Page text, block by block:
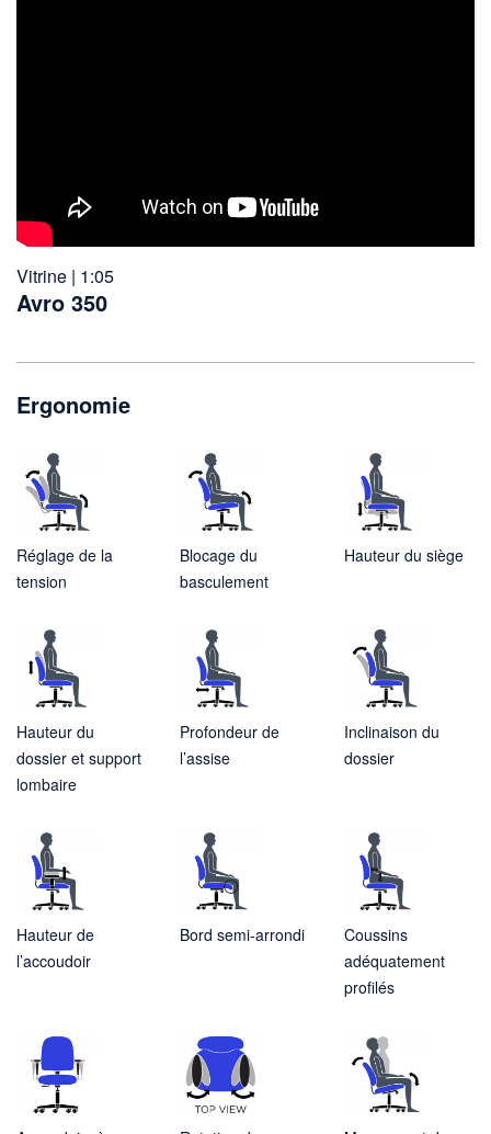
Vitrine | 1:05
Avro 350
Ergonomie
Réglage de la
tension
Blocage du
basculement
Hauteur du siège
Hauteur du
dossier et support
lombaire
Profondeur de
l’assise
Inclinaison du
dossier
Hauteur de
l’accoudoir
Bord semi-arrondi
Coussins
adéquatement
profilés